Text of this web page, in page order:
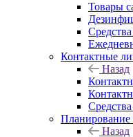
Товары
Контактные
Назад
Планирование
Назад